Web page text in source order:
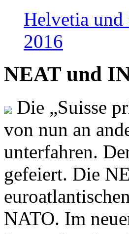
Helvetia
2016
NEAT und
Die „Suisse
von nun an
unterfahren.
gefeiert. Die
NATO. Im